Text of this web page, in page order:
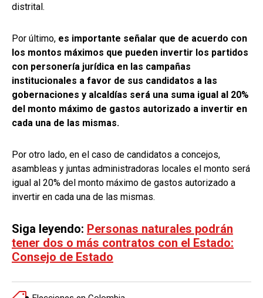
distrital.
Por último, es importante señalar que de acuerdo con
los montos máximos que pueden invertir los partidos
con personería jurídica en las campañas
institucionales a favor de sus candidatos a las
gobernaciones y alcaldías será una suma igual al 20%
del monto máximo de gastos autorizado a invertir en
cada una de las mismas.
Por otro lado, en el caso de candidatos a concejos,
asambleas y juntas administradoras locales el monto será
igual al 20% del monto máximo de gastos autorizado a
invertir en cada una de las mismas.
Siga leyendo: Personas naturales podrán
tener dos o más contratos con el Estado:
Consejo de Estado